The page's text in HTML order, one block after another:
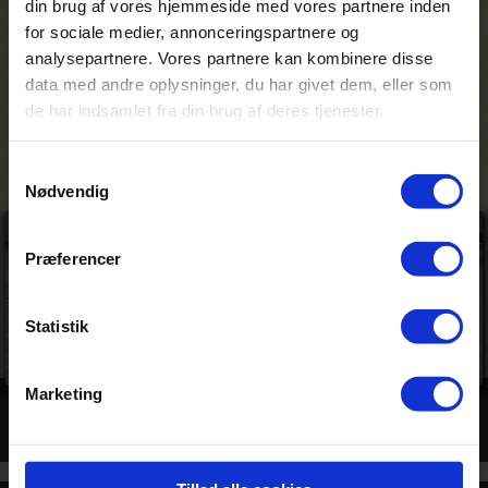
din brug af vores hjemmeside med vores partnere inden
for sociale medier, annonceringspartnere og
analysepartnere. Vores partnere kan kombinere disse
data med andre oplysninger, du har givet dem, eller som
de har indsamlet fra din brug af deres tjenester.
Nødvendig
Præferencer
Statistik
Marketing
Colobus organisationen.
Personligt minde
Helt vidunderlig middag med hummer og
opdækning på stranden.